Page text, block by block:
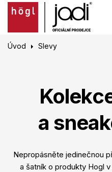
Úvod Slevy
a
Nepropásněte jedinečnou
a šatník o produkty Hogl